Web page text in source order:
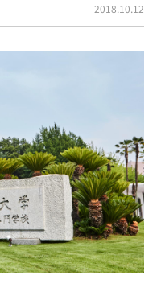
2018.10.12